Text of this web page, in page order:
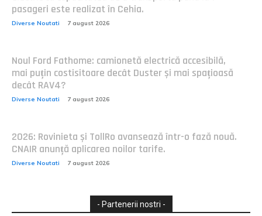
pasageri este realizat în Cehia.
Diverse Noutati 7 august 2026
Noul Ford Fathome: camionetă electrică accesibilă,
mai puțin costisitoare decât Duster și mai spațioasă
decât RAV4?
Diverse Noutati 7 august 2026
2026: Rovinieta și TollRo avansează într-o fază nouă.
CNAIR anunță aplicarea noilor tarife.
Diverse Noutati 7 august 2026
- Partenerii nostri -